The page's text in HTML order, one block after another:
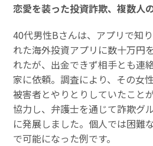
恋愛を装った投資詐欺、複数人
40代男性Bさんは、アプリで知
れた海外投資アプリに数十万円
れたが、出金できず相手とも連
家に依頼。調査により、その女
被害者とやりとりしていたこと
協力し、弁護士を通じて詐欺グ
に発展しました。個人では困難
で可能になった例です。